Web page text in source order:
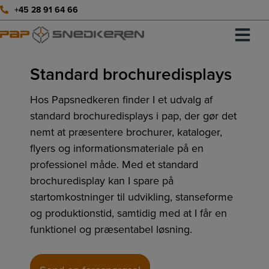
Hop
til
indholdet
+45 28 91 64 66
Standard brochuredisplays
Hos Papsnedkeren finder I et udvalg af
standard brochuredisplays i pap, der gør det
nemt at præsentere brochurer, kataloger,
flyers og informationsmateriale på en
professionel måde. Med et standard
brochuredisplay kan I spare på
startomkostninger til udvikling, stanseforme
og produktionstid, samtidig med at I får en
funktionel og præsentabel løsning.